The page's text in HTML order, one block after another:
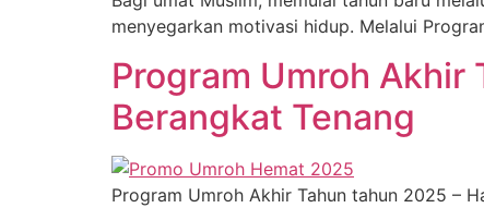
menyegarkan motivasi hidup. Melalui
Program Umroh Akhir
Berangkat Tenang
Program Umroh Akhir Tahun tahun 2025 –